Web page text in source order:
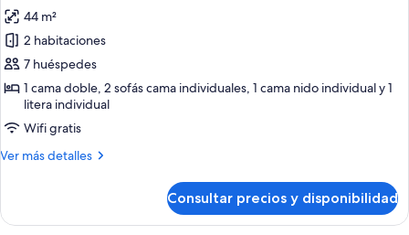
chambre
Vue
montagne
dégagée
las
fotos
de
Apartamento
superior,
2
habitaciones
44 m²
2 habitaciones
7 huéspedes
1 cama doble, 2 sofás cama individuales, 1 cama nido individual y 1
litera individual
Wifi gratis
Ver más detalles
Más
superior,
Consultar precios y disponibilidad